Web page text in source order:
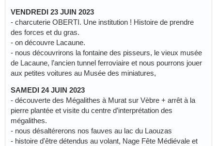
VENDREDI 23 JUIN 2023
- charcuterie OBERTI. Une institution ! Histoire de prendre
des forces et du gras.
- on découvre Lacaune.
- nous découvrirons la fontaine des pisseurs, le vieux musée
de Lacaune, l’ancien tunnel ferroviaire et nous pourrons jouer
aux petites voitures au Musée des miniatures,
SAMEDI 24 JUIN 2023
- découverte des Mégalithes à Murat sur Vèbre + arrêt à la
pierre plantée et visite du centre d’interprétation des
mégalithes.
- nous désaltérerons nos fauves au lac du Laouzas
- histoire d'être détendus au volant, Nage Fête Médiévale et